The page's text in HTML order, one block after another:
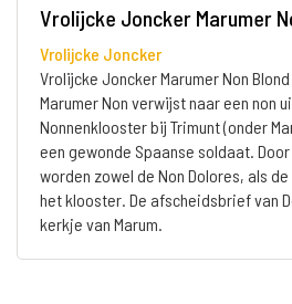
Vrolijcke Joncker Marumer
Vrolijcke Joncker
Vrolijcke Joncker Marumer Non
Marumer Non verwijst naar een non
Nonnenklooster bij Trimunt (onder
een gewonde Spaanse soldaat.
worden zowel de Non Dolores, als
het klooster. De afscheidsbrief van
kerkje van Marum.